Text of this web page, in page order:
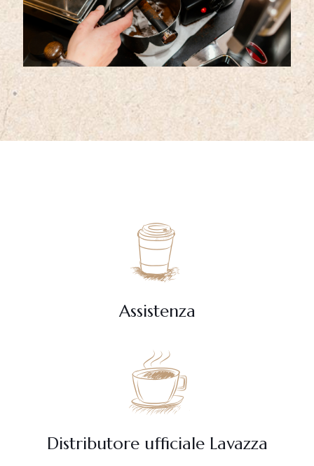
Assistenza
Distributore ufficiale Lavazza